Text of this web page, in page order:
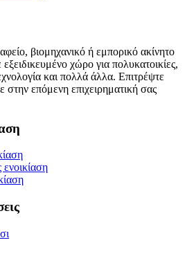
βιομηχανικό ή εμπορικό ακίνητο
χώρο για πολυκατοικίες,
και πολλά άλλα. Επιτρέψτε
επόμενη επιχειρηματική σας